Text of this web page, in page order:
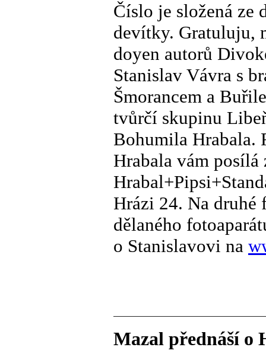
Číslo je složená ze
devítky. Gratuluju,
doyen autorů
Stanislav Vávra s
Šmorancem a
tvůrčí skupinu
Bohumila Hrabala.
Hrabala vám posílá
Hrázi 24. Na
dělaného
o Stanislavovi na
Mazal přednáší o